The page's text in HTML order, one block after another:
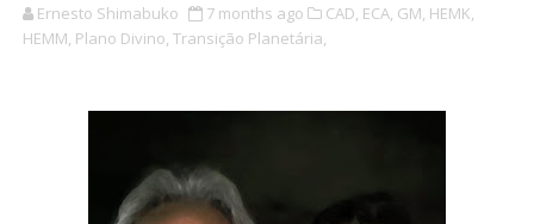
Ernesto Shimabuko 7 months ago CAD, ECA, GM, HEMK,
HEMM, Plano Divino, Transição Planetária,